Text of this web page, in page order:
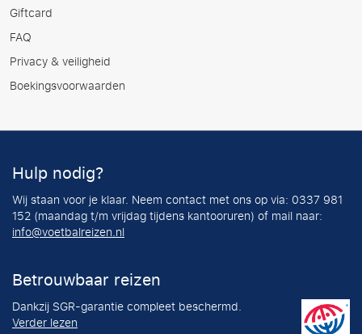
Giftcard
FAQ
Privacy & veiligheid
Boekingsvoorwaarden
Hulp nodig?
Wij staan voor je klaar. Neem contact met ons op via: 0337 981
152 (maandag t/m vrijdag tijdens kantooruren) of mail naar:
info@voetbalreizen.nl
Betrouwbaar reizen
Dankzij SGR-garantie compleet beschermd.
Verder lezen